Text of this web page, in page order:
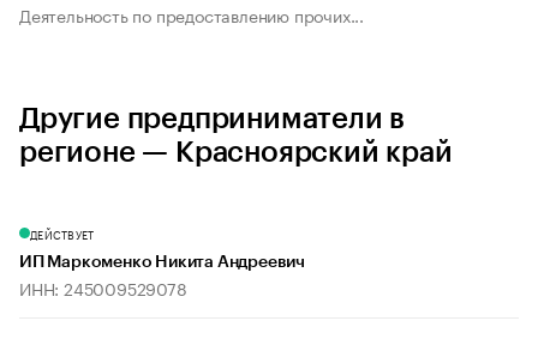
Деятельность по предоставлению прочих...
Другие предприниматели в
регионе — Красноярский край
ДЕЙСТВУЕТ
ИП Маркоменко Никита Андреевич
ИНН: 245009529078